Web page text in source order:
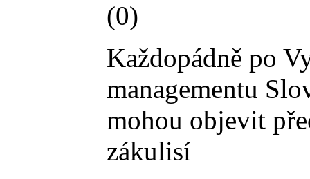
(0)
Každopádně po
managementu
mohou objevit
zákulisí